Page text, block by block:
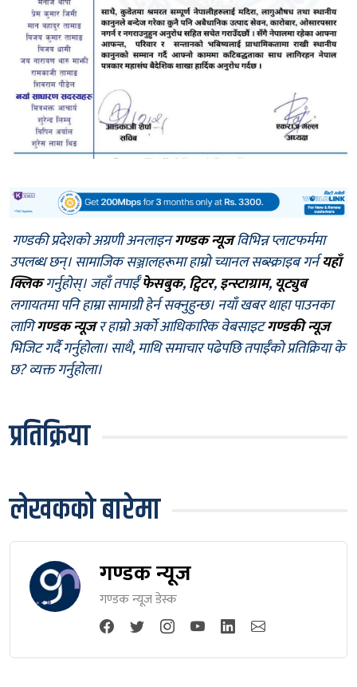
गण्डकी प्रदेशको अग्रणी अनलाइनगण्डक न्यूजविभिन्न प्लाटफर्ममा
उपलब्ध छन्। सामाजिक सञ्जालहरूमा हाम्रो च्यानल सब्स्क्राइब गर्नयहाँ
क्लिकगर्नुहोस्। जहाँ तपाईँफेसबुक,ट्विटर,इन्स्टाग्राम, यूट्युब
लगायतमा पनि हाम्रा सामाग्री हेर्न सक्नुहुन्छ। नयाँ खबर थाहा पाउनका
लागिगण्डक न्यूजर हाम्रो अर्को आधिकारिक वेबसाइटगण्डकी न्यूज
भिजिट गर्दै गर्नुहोला। साथै, माथि समाचार पढेपछि तपाईँको प्रतिक्रिया के
छ? व्यक्त गर्नुहोला।
प्रतिक्रिया
लेखकको बारेमा
गण्डक न्यूज
गण्डक न्यूज डेस्क